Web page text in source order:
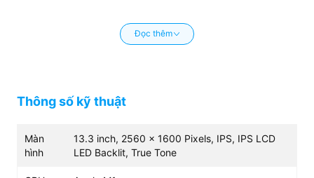
256GB - Hiệu năng vượt trội
hẹn sự vượt bậc nổi trội hơn các thế hệ trước cho sự trải
Đọc thêm
Thông số kỹ thuật
Màn
hình
13.3 inch, 2560 x 1600 Pixels, IPS, IPS LCD
LED Backlit, True Tone